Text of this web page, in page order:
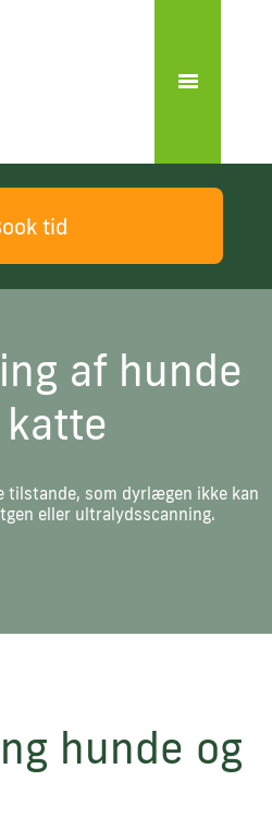
tid
af hunde
tilstande, som dyrlægen ikke kan
eller ultralydsscanning.
hunde og